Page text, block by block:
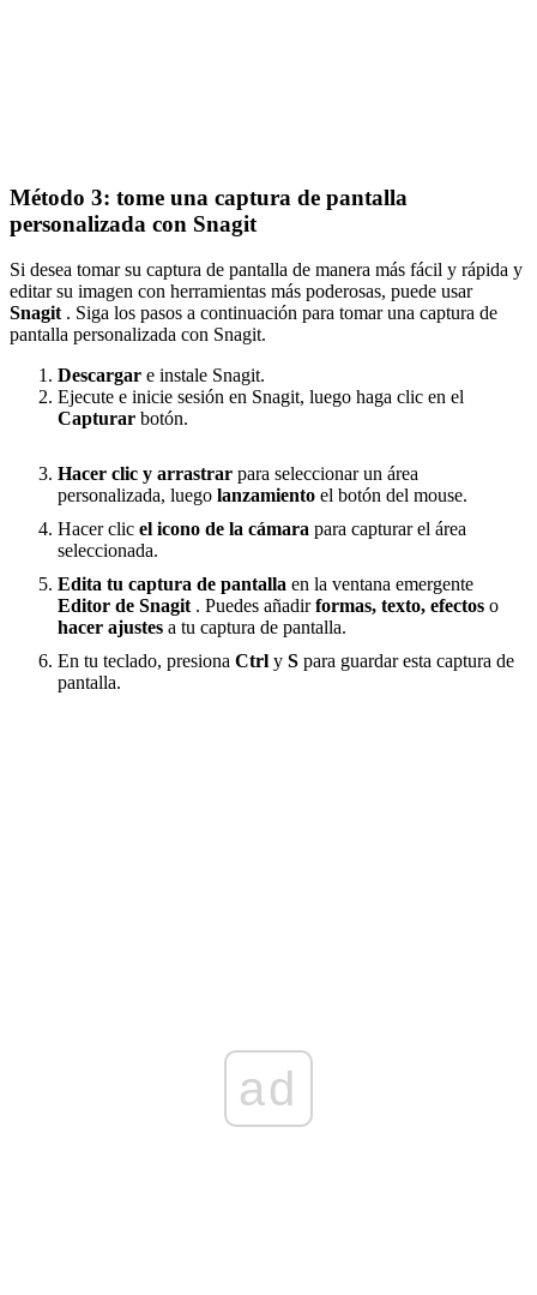
Método 3: tome una captura de pantalla
personalizada con Snagit
Si desea tomar su captura de pantalla de manera más fácil y rápida y
editar su imagen con herramientas más poderosas, puede usar
Snagit . Siga los pasos a continuación para tomar una captura de
pantalla personalizada con Snagit.
Descargar e instale Snagit.
Ejecute e inicie sesión en Snagit, luego haga clic en el
Capturar botón.
Hacer clic y arrastrar para seleccionar un área
personalizada, luego lanzamiento el botón del mouse.
Hacer clic el icono de la cámara para capturar el área
seleccionada.
Edita tu captura de pantalla en la ventana emergente
Editor de Snagit. Puedes añadir formas, texto, efectos o
hacer ajustes a tu captura de pantalla.
En tu teclado, presiona Ctrl y S para guardar esta captura de
pantalla.
ad